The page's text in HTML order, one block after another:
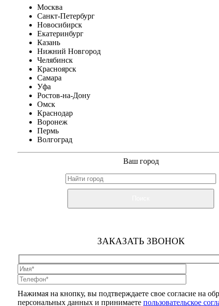
Москва
Санкт-Петербург
Новосибирск
Екатеринбург
Казань
Нижний Новгород
Челябинск
Красноярск
Самара
Уфа
Ростов-на-Дону
Омск
Краснодар
Воронеж
Пермь
Волгоград
Ваш город
ЗАКАЗАТЬ ЗВОНОК
Нажимая на кнопку, вы подтверждаете свое согласие на
персональных данных и принимаете пользовательское